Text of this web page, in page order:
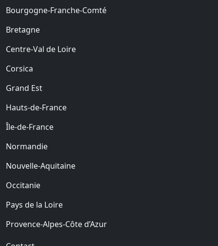
Bourgogne-Franche-Comté
Bretagne
Centre-Val de Loire
Corsica
Grand Est
Hauts-de-France
Île-de-France
Normandie
Nouvelle-Aquitaine
Occitanie
Pays de la Loire
Provence-Alpes-Côte d’Azur